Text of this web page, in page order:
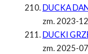
DUCKA
zm. 2023-
DUCKI
zm. 2025-